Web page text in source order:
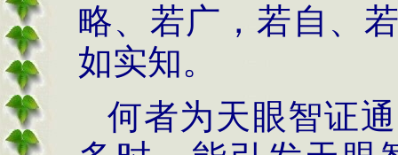
略、若广，若自、
如实知。
何者为天眼智证